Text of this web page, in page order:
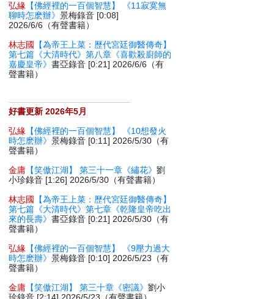
弘緣 【佛經裡的一百個智慧】 《11寂寞無
聊時怎麽辦》景梅錄音 [0:08]
2026/6/6（有聲書籍）
林志國
【為帝王上菜：歷代宮廷御醫傳奇】
第七篇《大清時代》第八章《喜歡殺廚師的
嘉慶皇帝》書亞錄音 [0:21] 2026/6/6（有
聲書籍）
好書更新 2026年5月
弘緣 【佛經裡的一百個智慧】 《10想發火
時怎麽辦》景梅錄音 [0:11] 2026/5/30（有
聲書籍）
金庸 【笑傲江湖】 第三十一章《繡花》劉
小珍錄音 [1:26] 2026/5/30（有聲書籍）
林志國
【為帝王上菜：歷代宮廷御醫傳奇】
第七篇《大清時代》第七章《乾隆皇帝吃出
來的長壽》書亞錄音 [0:21] 2026/5/30（有
聲書籍）
弘緣 【佛經裡的一百個智慧】 《9壓力過大
時怎麽辦》景梅錄音 [0:10] 2026/5/23（有
聲書籍）
金庸 【笑傲江湖】 第三十章《密議》劉小